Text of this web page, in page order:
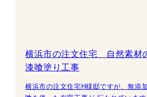
横浜市の注文住宅 自然素材
漆喰塗り工事
横浜市の注文住宅H様邸ですが、無添